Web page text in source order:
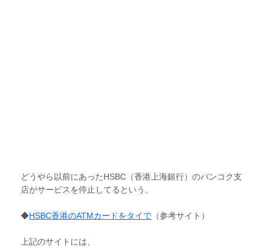
どうやら以前にあったHSBC（香港上海銀行）のバンコク支
店がサービスを停止してるという。
◆HSBC香港のATMカードをタイで （参考サイト）
上記のサイトには、